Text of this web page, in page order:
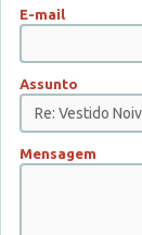
E-mail
Assunto
Mensagem